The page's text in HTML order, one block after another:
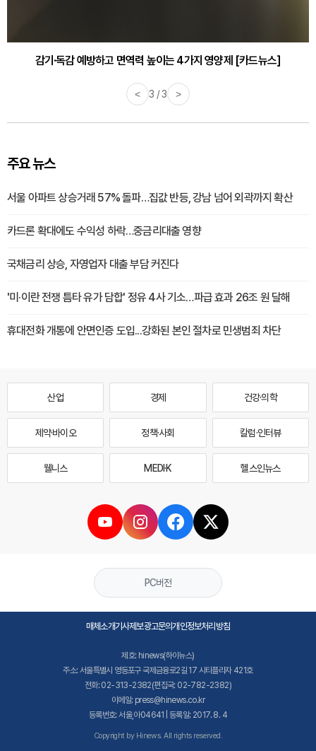
감기·독감 예방하고 면역력 높이는 4가지 영양제 [카드뉴스]
< 3 / 3 >
주요 뉴스
서울 아파트 상승거래 57% 돌파…집값 반등, 강남 넘어 외곽까지 확산
카드론 확대에도 수익성 하락…중금리대출 영향
국채금리 상승, 자영업자 대출 부담 커진다
'미·이란 전쟁 틈타 유가 담합' 정유 4사 기소…파급 효과 26조 원 달해
휴대전화 개통에 안면인증 도입...강화된 본인 절차로 민생범죄 차단
산업 경제 건강·의학
제약·바이오 정책·사회 칼럼·인터뷰
웰니스 MEDI·K 헬스인뉴스
PC버전
매체소개기사제보광고문의개인정보처리방침
제호: hinews(하이뉴스)
주소: 서울특별시 영등포구 국제금융로2길 17 시티플라자 421호
전화: 02-313-2382(편집국: 02-782-2382)
이메일: press@hinews.co.kr
등록번호: 서울,아04641 | 등록일: 2017. 8. 4
Copyright by Hinews. All rights reserved.